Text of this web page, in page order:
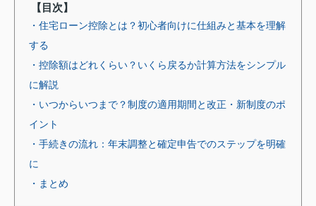
【目次】
・住宅ローン控除とは？初心者向けに仕組みと基本を理解
する
・控除額はどれくらい？いくら戻るか計算方法をシンプル
に解説
・いつからいつまで？制度の適用期間と改正・新制度のポ
イント
・手続きの流れ：年末調整と確定申告でのステップを明確
に
・まとめ